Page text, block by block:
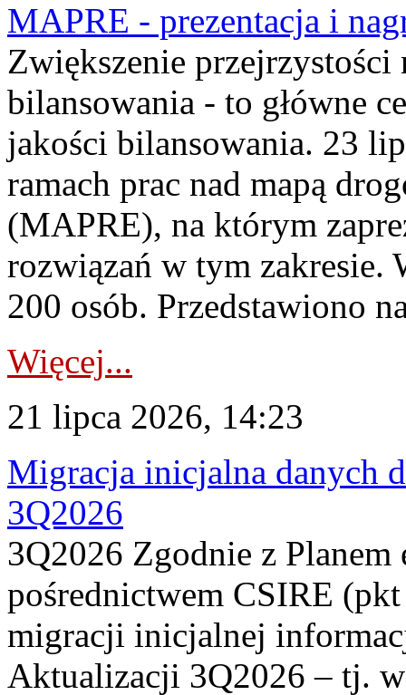
MAPRE - prezentacja i
Zwiększenie
bilansowania - to główne
jakości bilansowania. 23
ramach prac nad mapą
(MAPRE), na którym
rozwiązań w tym zakresie.
200 osób. Przedstawiono
Więcej...
21 lipca 2026, 14:23
Migracja inicjalna danych
3Q2026
3Q2026 Zgodnie z
pośrednictwem CSIRE
migracji inicjalnej
Aktualizacji 3Q2026 – tj.